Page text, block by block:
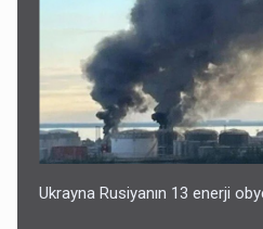
Ukrayna Rusiyanın 13 enerji